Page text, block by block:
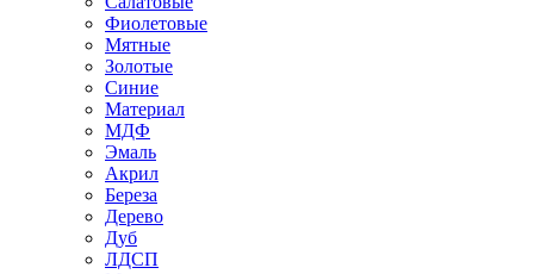
Фиолетовые
Мятные
Золотые
Синие
Материал
МДФ
Эмаль
Акрил
Береза
Дерево
Дуб
ЛДСП